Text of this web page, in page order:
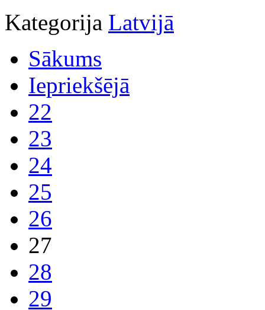
Kategorija Latvijā
Sākums
Iepriekšējā
22
23
24
25
26
27
28
29